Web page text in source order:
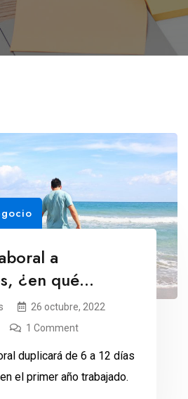
a
¿en qué
26 octubre, 2022
1 Comment
duplicará de 6 a 12 días
el primer año trabajado.